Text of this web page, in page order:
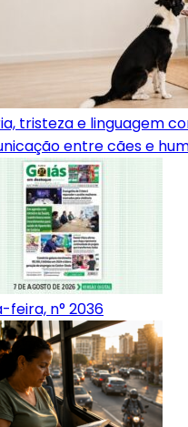
tristeza e linguagem
entre cães e
feira, n° 2036